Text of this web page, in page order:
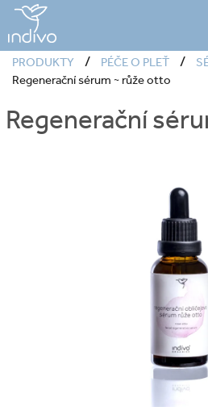
Přejít
obsah
PRODUKTY / PÉČE O PLEŤ /
Regenerační sérum ~ růže otto
Regenerační